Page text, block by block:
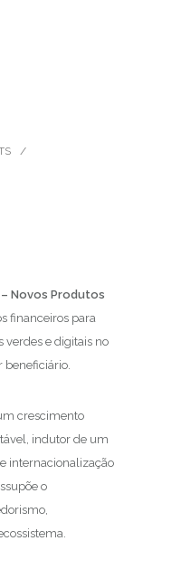
/
Novos Produtos
financeiros para
verdes e digitais no
beneficiário.
crescimento
indutor de um
internacionalização
o